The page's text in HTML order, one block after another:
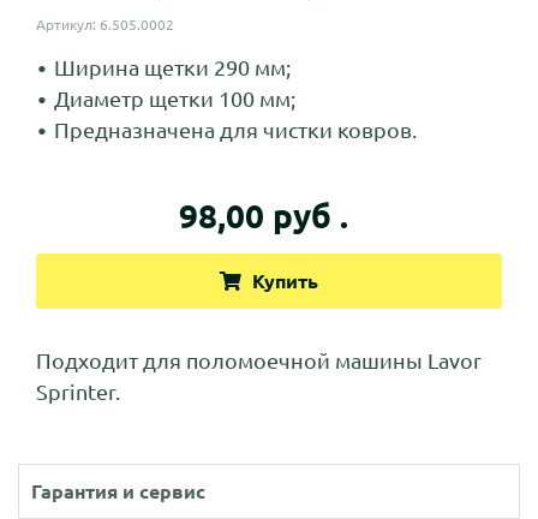
Артикул: 6.505.0002
Ширина щетки 290 мм;
Диаметр щетки 100 мм;
Предназначена для чистки ковров.
98,00 руб .
Купить
Подходит для поломоечной машины Lavor
Sprinter.
Гарантия и сервис